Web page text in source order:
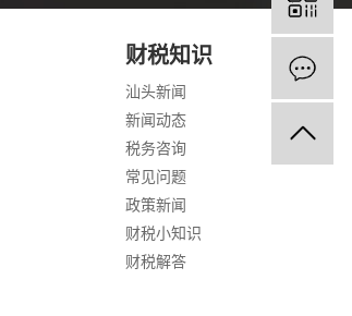
收税款的义务。您依法履行
，如实地向我们反映自己的
虚作假，不能阻挠、刁难我
与纳税有关的信息外，还应
时向我们说明，以便我们依
库，税收法律还规定了您有
地税务机关提供有关的价格、
人说明您的欠税情况。2. 企
款。合并时未缴清税款的，
纳税人对未履行的纳税义务
财税知识
汕头新闻
新闻动态
税务咨询
常见问题
政策新闻
财税小知识
财税解答